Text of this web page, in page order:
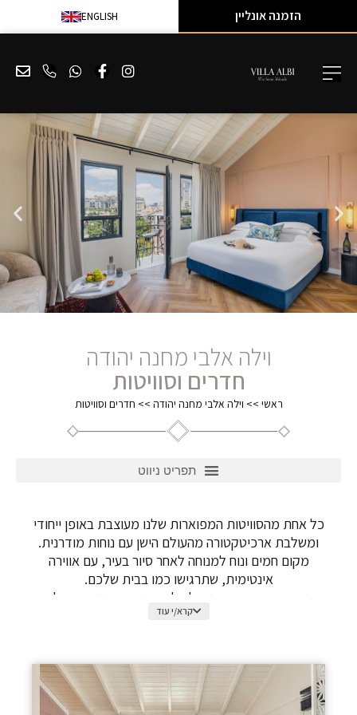
הזמנה אונליין ENGLISH
וילה אלבי מחנה יהודה
חדרים וסוויטות
ראשי >> וילה אלבי מחנה יהודה >> חדרים וסוויטות
כל אחת מהסוויטות המפוארות שלנו מעוצבת באופן ייחודי
ומשלבת ארכיטקטורה מהעולם הישן עם נוחות מודרנית.
מקום חמים ונוח למנוחה לאחר סיור בעיר, עם אווירה
אינטימית, שתרגישו כמו בבית שלכם.
יצרנו סביבה שבה חשבנו על כל הפרטים הקטנים כדי לספק
לכם חוויה ייחודית ומעשירה.
שכבה נוספת של פינוק לחוויה שלכם. תחושת היוקרה הזו
משתרעת על חדרי הרחצה המאובזרים שלנו, המתהדרים
במיטת קווין נוחה, במקלחות גשם מרווחות, נעלי בית
קרא/י עוד